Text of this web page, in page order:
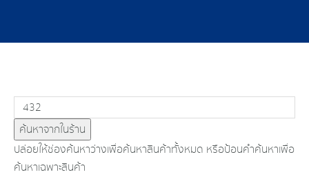
ปล่อยให้ช่องค้นหาว่างเพื่อค้นหาสินค้าทั้งหมด หรือป้อนคำค้นหาเพื่อ
ค้นหาเฉพาะสินค้า